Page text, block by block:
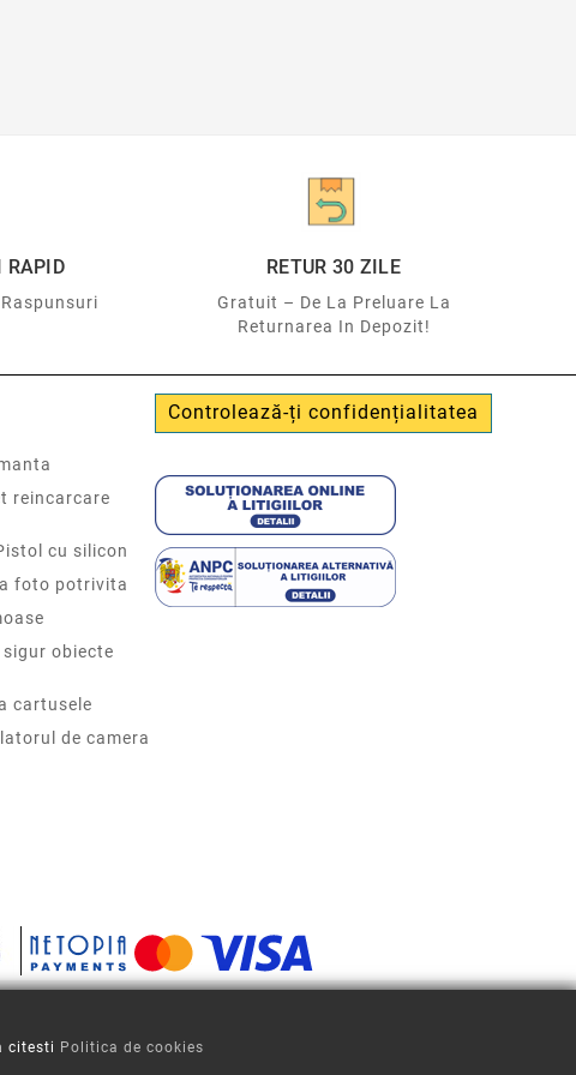
RAPID RETUR 30 ZILE
Gratuit – De La Preluare La
Returnarea In Depozit!
reincarcare
cu silicon
foto potrivita
obiecte
cartusele
de camera
Controlează-ți confidențialitatea
citesti Politica de cookies